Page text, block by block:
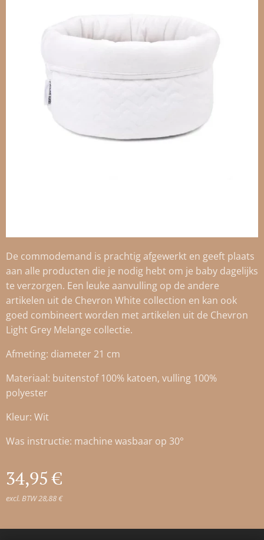
De commodemand is prachtig afgewerkt en geeft plaats
aan alle producten die je nodig hebt om je baby dagelijks
te verzorgen. Een leuke aanvulling op de andere
artikelen uit de Chevron White collection en kan ook
goed combineert worden met artikelen uit de Chevron
Light Grey Melange collectie.
Afmeting: diameter 21 cm
Materiaal: buitenstof 100% katoen, vulling 100%
polyester
Kleur: Wit
Was instructie: machine wasbaar op 30°
34,95€
excl. BTW 28,88 €